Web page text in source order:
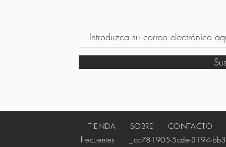
TIENDA SOBRE CONTACTO
frecuentes
_cc781905-5cde-3194-